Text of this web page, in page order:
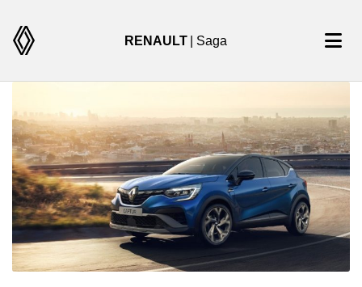
RENAULT | Saga